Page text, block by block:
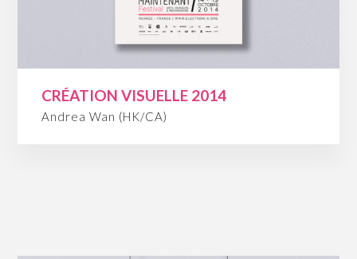
CRÉATION VISUELLE 2014
Andrea Wan (HK/CA)